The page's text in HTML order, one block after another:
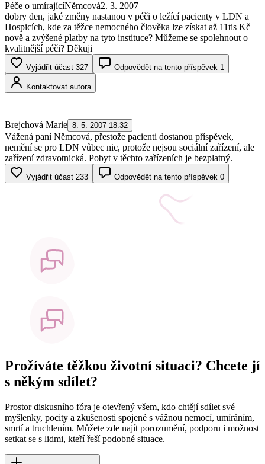
Péče o umírajícíNěmcová2. 3. 2007
dobry den, jaké změny nastanou v péči o ležící pacienty v LDN a
Hospicích, kde za těžce nemocného člověka lze získat až 11tis Kč
nově a zvýšené platby na tyto instituce? Můžeme se spolehnout o
kvalitnější péči? Děkuji
Vyjádřit účast 327 Odpovědět na tento příspěvek 1
Kontaktovat autora
Brejchová Marie 8. 5. 2007 18:32
Vážená paní Němcová, přestože pacienti dostanou příspěvek,
nemění se pro LDN vůbec nic, protože nejsou sociální zařízení, ale
zařízení zdravotnická. Pobyt v těchto zařízeních je bezplatný.
Vyjádřit účast 233 Odpovědět na tento příspěvek 0
Prožíváte těžkou životní situaci? Chcete jí
s někým sdílet?
Prostor diskusního fóra je otevřený všem, kdo chtějí sdílet své
myšlenky, pocity a zkušenosti spojené s vážnou nemocí, umíráním,
smrtí a truchlením. Můžete zde najít porozumění, podporu i možnost
setkat se s lidmi, kteří řeší podobné situace.